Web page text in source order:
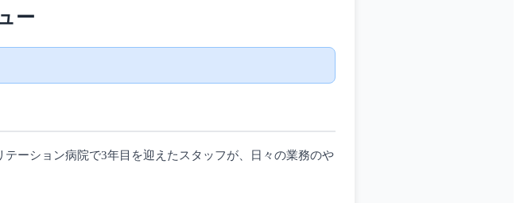
ー
ーション病院で3年目を迎えたスタッフが、日々の業務のや